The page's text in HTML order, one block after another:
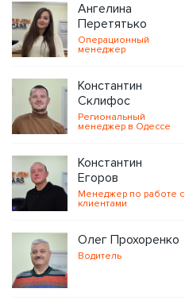
Ангелина
Перетятько
Операционный
менеджер
Константин
Склифос
Региональный
менеджер в Одессе
Константин
Егоров
Менеджер по работе с
клиентами
Олег Прохоренко
Водитель